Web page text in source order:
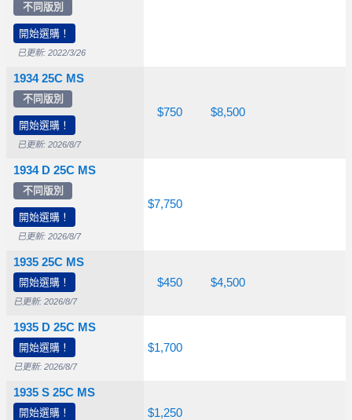
不同版別
開始選購！
已更新: 2022/3/26
1934 25C MS
不同版別
開始選購！
已更新: 2026/8/7
1934 D 25C MS
不同版別
開始選購！
已更新: 2026/8/7
1935 25C MS
開始選購！
已更新: 2026/8/7
1935 D 25C MS
開始選購！
已更新: 2026/8/7
1935 S 25C MS
開始選購！
$750 $8,500
$7,750
$95.00 $450 $4,500
$465 $1,700
$225 $1,250